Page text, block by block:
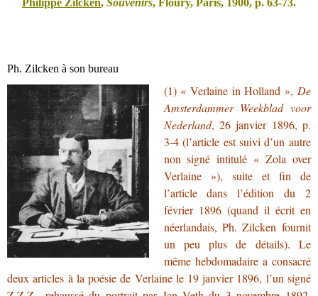
Ph. Zilcken à son bureau
(1)« Verlaine in Holland », De
Amsterdammer Weekblad voor
Nederland, 26 janvier 1896, p.
3-4 (l’article est suivi d’un autre
non signé intitulé « Zola over
Verlaine »), suite et fin de
l’article dans l’édition du 2
février 1896 (quand il écrit en
néerlandais, Ph. Zilcken fournit
un peu plus de détails). Le
même hebdomadaire a consacré
deux articles à la poésie de Verlaine le 19 janvier 1896, l’un signé